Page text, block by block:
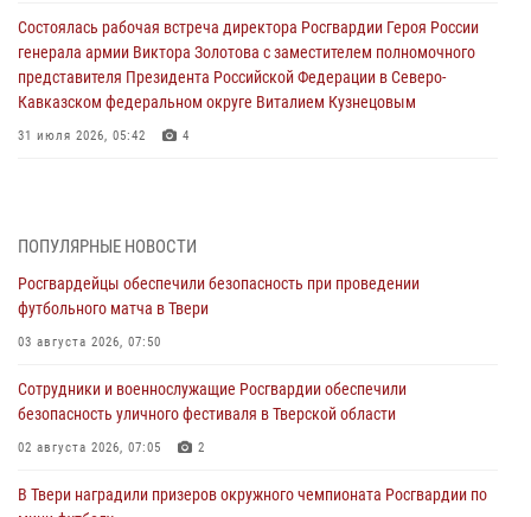
Состоялась рабочая встреча директора Росгвардии Героя России
генерала армии Виктора Золотова с заместителем полномочного
представителя Президента Российской Федерации в Северо-
Кавказском федеральном округе Виталием Кузнецовым
31 июля 2026, 05:42 4
28 июля 2026, 11:30 2
Сотрудники вневедомственной охраны совершили 250 выездов и
пресекли 20 правонарушений за неделю в Тверской области
27 июля 2026, 08:29
В Твери наградили призеров окружного чемпионата Росгвардии по
мини-футболу
24 июля 2026, 12:18 2
Росгвардейцы оказали помощь водителю на дороге в городе Кашин
ПОПУЛЯРНЫЕ НОВОСТИ
Росгвардейцы обеспечили безопасность при проведении
футбольного матча в Твери
03 августа 2026, 07:50
Сотрудники и военнослужащие Росгвардии обеспечили
безопасность уличного фестиваля в Тверской области
02 августа 2026, 07:05 2
В Твери наградили призеров окружного чемпионата Росгвардии по